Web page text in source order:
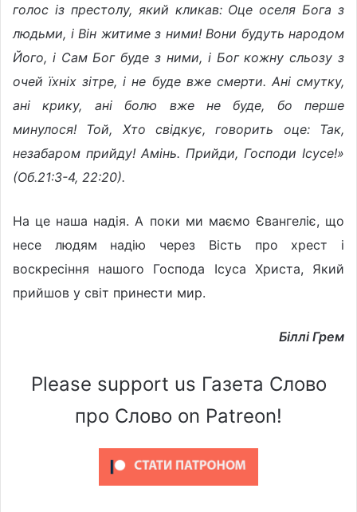
голос із престолу, який кликав: Оце оселя Бога з
людьми, і Він житиме з ними! Вони будуть народом
Його, і Сам Бог буде з ними, і Бог кожну сльозу з
очей їхніх зітре, і не буде вже смерти. Ані смутку,
ані крику, ані болю вже не буде, бо перше
минулося! Той, Хто свідкує, говорить оце: Так,
незабаром прийду! Амінь. Прийди, Господи Ісусе!»
(Об.21:3-4, 22:20).
На це наша надія. А поки ми маємо Євангеліє, що
несе людям надію через Вість про хрест і
воскресіння нашого Господа Ісуса Христа, Який
прийшов у світ принести мир.
Біллі Грем
Please support us Газета Слово
про Слово on Patreon!